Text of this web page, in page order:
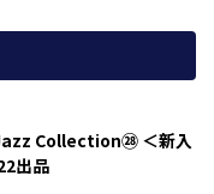
Collection㉘ ＜新入
出品